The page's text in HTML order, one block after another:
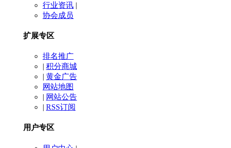
行业资讯 |
协会成员
扩展专区
排名推广
| 积分商城
| 黄金广告
网站地图
| 网站公告
| RSS订阅
用户专区